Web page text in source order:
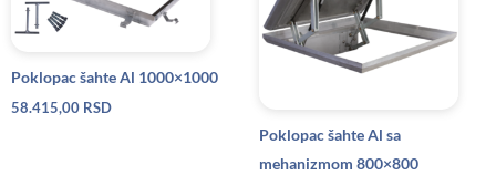
Poklopac šahte Al 1000×1000
58.415,00 RSD
Poklopac šahte Al sa
mehanizmom 800×800